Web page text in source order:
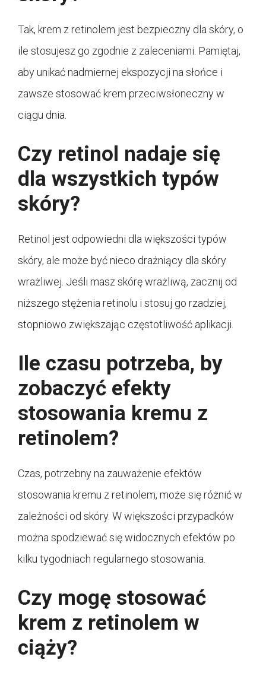
Tak, krem z retinolem jest bezpieczny dla skóry, o
ile stosujesz go zgodnie z zaleceniami. Pamiętaj,
aby unikać nadmiernej ekspozycji na słońce i
zawsze stosować krem przeciwsłoneczny w
ciągu dnia.
Czy retinol nadaje się
dla wszystkich typów
skóry?
Retinol jest odpowiedni dla większości typów
skóry, ale może być nieco drażniący dla skóry
wrażliwej. Jeśli masz skórę wrażliwą, zacznij od
niższego stężenia retinolu i stosuj go rzadziej,
stopniowo zwiększając częstotliwość aplikacji.
Ile czasu potrzeba, by
zobaczyć efekty
stosowania kremu z
retinolem?
Czas, potrzebny na zauważenie efektów
stosowania kremu z retinolem, może się różnić w
zależności od skóry. W większości przypadków
można spodziewać się widocznych efektów po
kilku tygodniach regularnego stosowania.
Czy mogę stosować
krem z retinolem w
ciąży?